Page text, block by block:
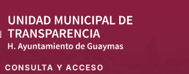
CONSULTA Y ACCESO